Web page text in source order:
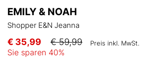
EMILY & NOAH
Shopper E&N Jeanna
€ 35,99 € 59,99 Preis inkl. MwSt.
Sie sparen 40%